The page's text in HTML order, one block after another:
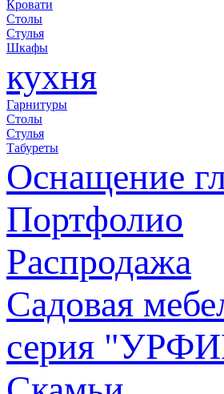
Кровати
Столы
Стулья
Шкафы
кухня
Гарнитуры
Столы
Стулья
Табуреты
Оснащение
Портфолио
Распродажа
Садовая
серия